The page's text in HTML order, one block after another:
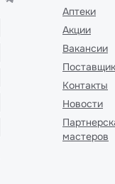
Аптеки
Акции
Вакансии
Контакты
Новости
мастеров